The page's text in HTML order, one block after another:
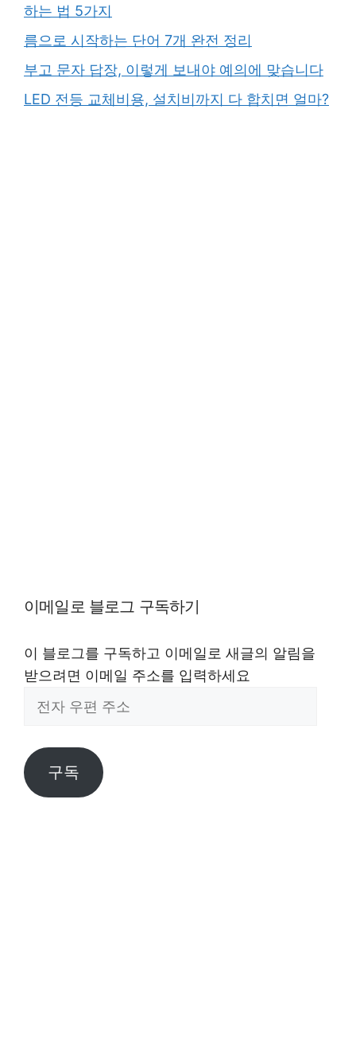
하는 법 5가지
름으로 시작하는 단어 7개 완전 정리
부고 문자 답장, 이렇게 보내야 예의에 맞습니다
LED 전등 교체비용, 설치비까지 다 합치면 얼마?
이메일로 블로그 구독하기
이 블로그를 구독하고 이메일로 새글의 알림을
받으려면 이메일 주소를 입력하세요
편
주
구독